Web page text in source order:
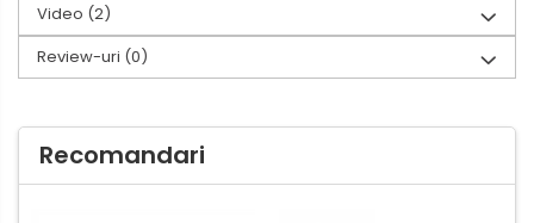
Video (2)
Review-uri (0)
Recomandari